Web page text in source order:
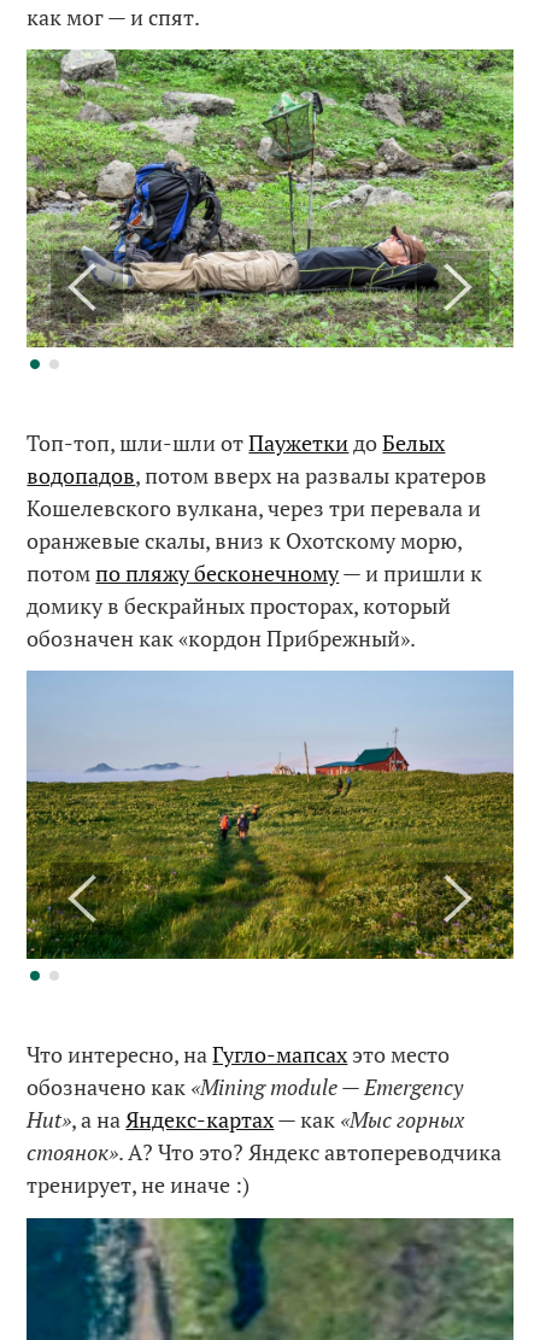
как мог — и спят.
Топ-топ, шли-шли отПаужетки доБелых
водопадов, потом вверх на развалы кратеров
Кошелевского вулкана, через три перевала и
оранжевые скалы, вниз к Охотскому морю,
потомпо пляжу бесконечному— и пришли к
домику в бескрайных просторах, который
обозначен как «кордон Прибрежный».
Что интересно, наГугло-мапсах это место
обозначено как «Mining module — Emergency
Hut», а наЯндекс-картах— как «Мыс горных
стоянок». А? Что это? Яндекс автопереводчика
тренирует, не иначе :)